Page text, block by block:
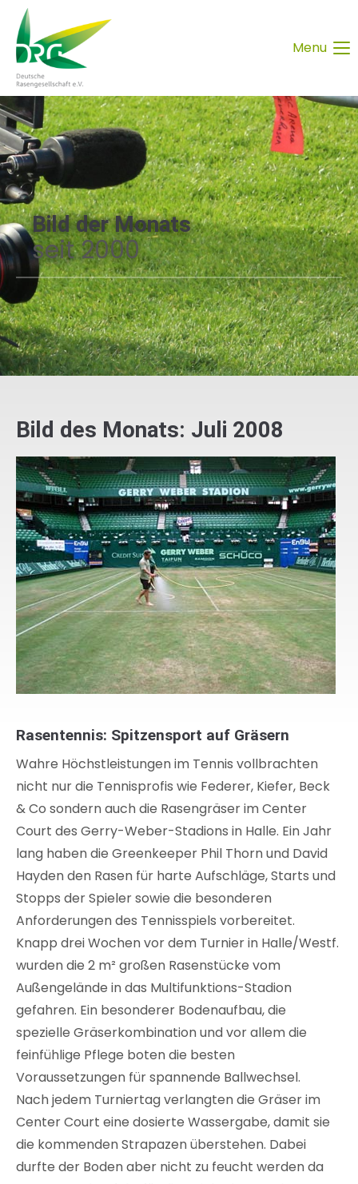
Menu
Bild der Monats
seit 2000
Bild des Monats: Juli 2008
Rasentennis: Spitzensport auf Gräsern
Wahre Höchstleistungen im Tennis vollbrachten
nicht nur die Tennisprofis wie Federer, Kiefer, Beck
& Co sondern auch die Rasengräser im Center
Court des Gerry-Weber-Stadions in Halle. Ein Jahr
lang haben die Greenkeeper Phil Thorn und David
Hayden den Rasen für harte Aufschläge, Starts und
Stopps der Spieler sowie die besonderen
Anforderungen des Tennisspiels vorbereitet.
Knapp drei Wochen vor dem Turnier in Halle/Westf.
wurden die 2 m² großen Rasenstücke vom
Außengelände in das Multifunktions-Stadion
gefahren. Ein besonderer Bodenaufbau, die
spezielle Gräserkombination und vor allem die
feinfühlige Pflege boten die besten
Voraussetzungen für spannende Ballwechsel.
Nach jedem Turniertag verlangten die Gräser im
Center Court eine dosierte Wassergabe, damit sie
die kommenden Strapazen überstehen. Dabei
durfte der Boden aber nicht zu feucht werden da